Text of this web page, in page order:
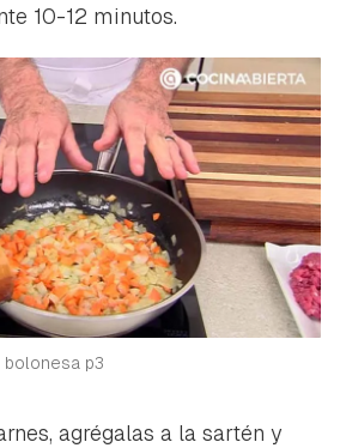
10-12 minutos.
bolonesa p3
agrégalas a la sartén y